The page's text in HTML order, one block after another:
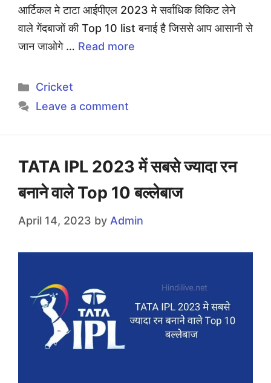
आर्टिकल मे टाटा आईपीएल 2023 मे सर्वाधिक विकिट लेने
वाले गेंदबाजों की Top 10 list बनाई है जिससे आप आसानी से
जान जाओगे … Read more
Categories
Cricket
Leave a comment
TATA IPL 2023 में सबसे ज्यादा रन
बनाने वाले Top 10 बल्लेबाज
April 14, 2023 by Admin